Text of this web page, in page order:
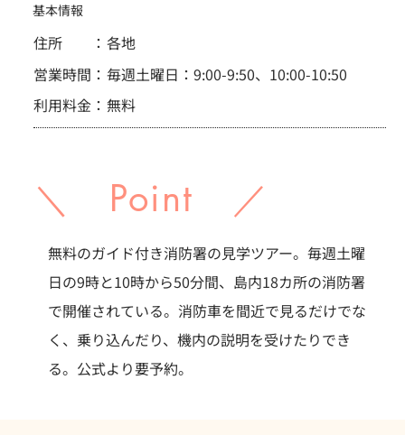
基本情報
住所 ： 各地
営業時間： 毎週土曜日：9:00-9:50、10:00-10:50
利用料金： 無料
＼ Point ／
無料のガイド付き消防署の見学ツアー。毎週土曜
日の9時と10時から50分間、島内18カ所の消防署
で開催されている。消防車を間近で見るだけでな
く、乗り込んだり、機内の説明を受けたりでき
る。公式より要予約。